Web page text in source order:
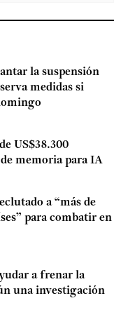
la suspensión
medidas si
US$38.300
memoria para IA
a “más de
para combatir en
a frenar la
una investigación